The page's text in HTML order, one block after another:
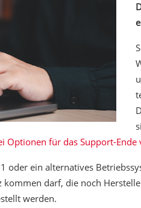
Optionen für das Support-Ende
oder ein alternatives
kommen darf, die noch
werden.